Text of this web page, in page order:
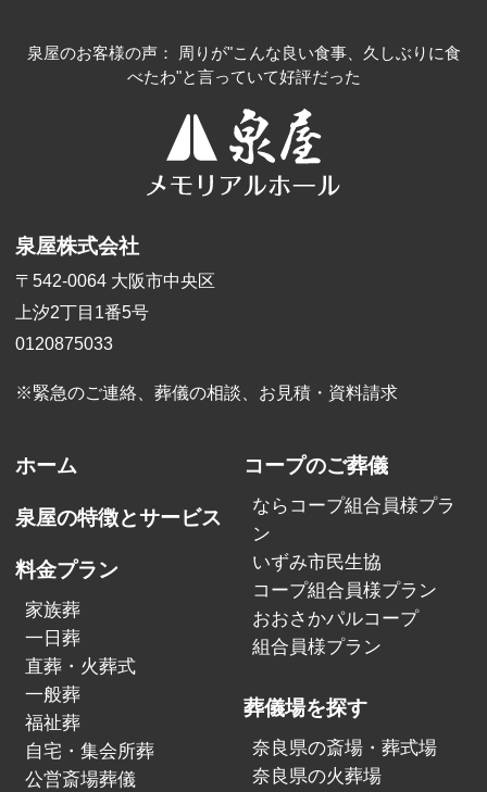
泉屋のお客様の声： 周りが"こんな良い食事、久しぶりに食
べたわ"と言っていて好評だった
泉屋株式会社
〒542-0064 大阪市中央区
上汐2丁目1番5号
0120875033
※緊急のご連絡、葬儀の相談、 お見積・資料請求
ホーム
泉屋の特徴とサービス
料金プラン
家族葬
一日葬
直葬・火葬式
一般葬
福祉葬
自宅・集会所葬
公営斎場葬儀
コープのご葬儀
ならコープ組合員様プラ
ン
いずみ市民生協
コープ組合員様プラン
おおさかパルコープ
組合員様プラン
葬儀場を探す
奈良県の斎場・葬式場
奈良県の火葬場